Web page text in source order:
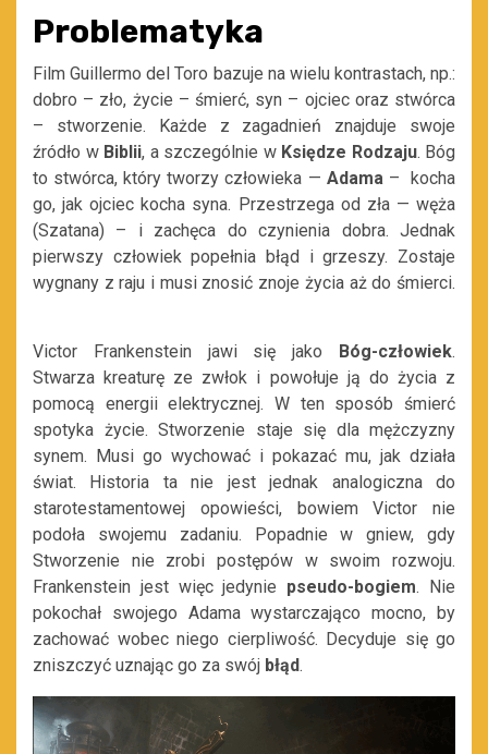
Problematyka
Film Guillermo del Toro bazuje na wielu kontrastach, np.:
dobro – zło, życie – śmierć, syn – ojciec oraz stwórca
– stworzenie. Każde z zagadnień znajduje swoje
źródło w Biblii, a szczególnie w Księdze Rodzaju. Bóg
to stwórca, który tworzy człowieka — Adama – kocha
go, jak ojciec kocha syna. Przestrzega od zła — węża
(Szatana) – i zachęca do czynienia dobra. Jednak
pierwszy człowiek popełnia błąd i grzeszy. Zostaje
wygnany z raju i musi znosić znoje życia aż do śmierci.
Victor Frankenstein jawi się jako Bóg-człowiek.
Stwarza kreaturę ze zwłok i powołuje ją do życia z
pomocą energii elektrycznej. W ten sposób śmierć
spotyka życie. Stworzenie staje się dla mężczyzny
synem. Musi go wychować i pokazać mu, jak działa
świat. Historia ta nie jest jednak analogiczna do
starotestamentowej opowieści, bowiem Victor nie
podoła swojemu zadaniu. Popadnie w gniew, gdy
Stworzenie nie zrobi postępów w swoim rozwoju.
Frankenstein jest więc jedynie pseudo-bogiem. Nie
pokochał swojego Adama wystarczająco mocno, by
zachować wobec niego cierpliwość. Decyduje się go
zniszczyć uznając go za swój błąd.